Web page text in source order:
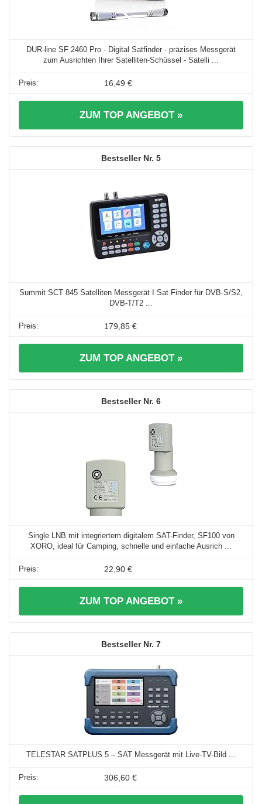
DUR-line SF 2460 Pro - Digital Satfinder - präzises Messgerät
zum Ausrichten Ihrer Satelliten-Schüssel - Satelli ...
16,49 €
ZUM TOP ANGEBOT »
5
Summit SCT 845 Satelliten Messgerät I Sat Finder für DVB-S/S2,
DVB-T/T2 ...
179,85 €
ZUM TOP ANGEBOT »
6
Single LNB mit integriertem digitalem SAT-Finder, SF100 von
XORO, ideal für Camping, schnelle und einfache Ausrich ...
22,90 €
ZUM TOP ANGEBOT »
7
TELESTAR SATPLUS 5 – SAT Messgerät mit Live-TV-Bild ...
306,60 €